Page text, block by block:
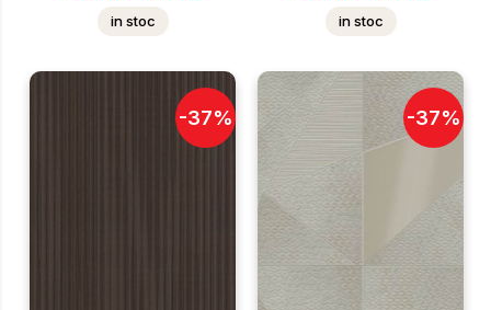
in stoc in stoc
-37% -37%